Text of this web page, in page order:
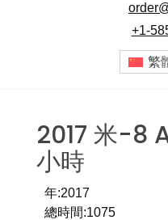
+1-
繁
2017 米-8
小時
年:2017
總時間:1075